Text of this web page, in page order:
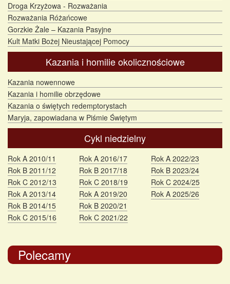
Droga Krzyżowa - Rozważania
Rozważania Różańcowe
Gorzkie Żale – Kazania Pasyjne
Kult Matki Bożej Nieustającej Pomocy
Kazania i homilie okolicznościowe
Kazania nowennowe
Kazania i homilie obrzędowe
Kazania o świętych redemptorystach
Maryja, zapowiadana w Piśmie Świętym
Cykl niedzielny
Rok A 2010/11
Rok B 2011/12
Rok C 2012/13
Rok A 2013/14
Rok B 2014/15
Rok C 2015/16
Rok A 2016/17
Rok B 2017/18
Rok C 2018/19
Rok A 2019/20
Rok B 2020/21
Rok C 2021/22
Rok A 2022/23
Rok B 2023/24
Rok C 2024/25
Rok A 2025/26
Polecamy